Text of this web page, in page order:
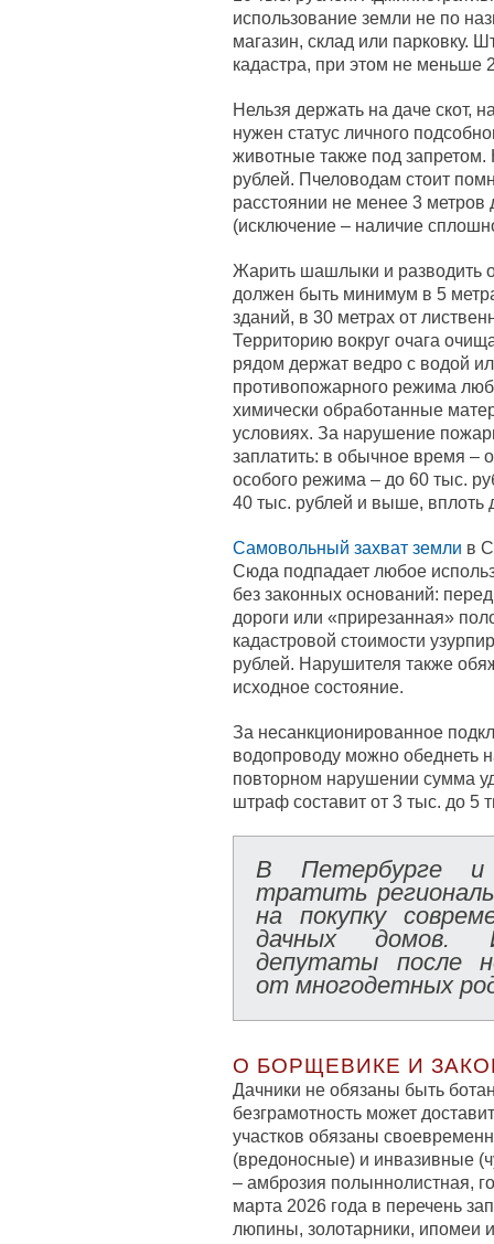
использование земли не по
магазин, склад или парковку.
кадастра, при этом не меньше
Нельзя держать на даче скот,
нужен статус личного
животные также под
рублей. Пчеловодам стоит
расстоянии не менее 3 метров
(исключение – наличие
Жарить шашлыки и разводить
должен быть минимум в 5
зданий, в 30 метрах от
Территорию вокруг очага
рядом держат ведро с водой
противопожарного режима
химически обработанные
условиях. За нарушение
заплатить: в обычное время –
особого режима – до 60 тыс.
40 тыс. рублей и выше, вплоть
Самовольный захват земли в
Сюда подпадает любое
без законных оснований:
дороги или «прирезанная»
кадастровой стоимости
рублей. Нарушителя также
исходное состояние.
За несанкционированное
водопроводу можно обеднеть
повторном нарушении сумма
штраф составит от 3 тыс. до 5
В Петербурге и
тратить
на покупку
дачных домов.
депутаты после
от многодетных
О БОРЩЕВИКЕ И
Дачники не обязаны быть
безграмотность может
участков обязаны
(вредоносные) и инвазивные
– амброзия полыннолистная,
марта 2026 года в перечень
люпины, золотарники, ипомеи